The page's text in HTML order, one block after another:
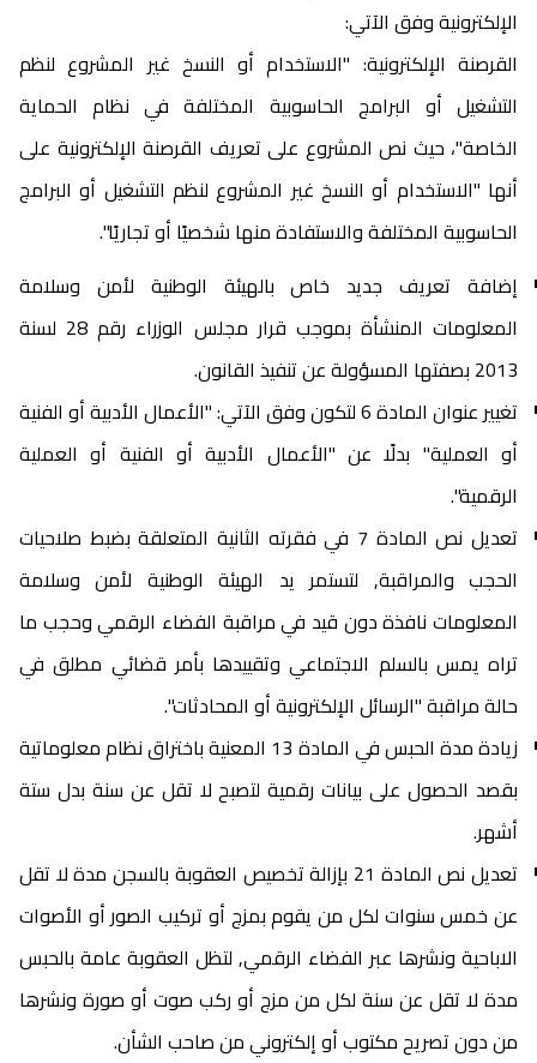
الإلكترونية وفق الآتي:
القرصنة الإلكترونية: "الاستخدام أو النسخ غير المشروع لنظم
التشغيل أو البرامج الحاسوبية المختلفة في نظام الحماية
الخاصة"، حيث نص المشروع على تعريف القرصنة الإلكترونية على
أنها "الاستخدام أو النسخ غير المشروع لنظم التشغيل أو البرامج
الحاسوبية المختلفة والاستفادة منها شخصيًا أو تجاريًا".
إضافة تعريف جديد خاص بالهيئة الوطنية لأمن وسلامة
المعلومات المنشأة بموجب قرار مجلس الوزراء رقم 28 لسنة
2013 بصفتها المسؤولة عن تنفيذ القانون.
تغيير عنوان المادة 6 لتكون وفق الآتي: "الأعمال الأدبية أو الفنية
أو العملية" بدلًا عن "الأعمال الأدبية أو الفنية أو العملية
الرقمية".
تعديل نص المادة 7 في فقرته الثانية المتعلقة بضبط صلاحيات
الحجب والمراقبة٫ لتستمر يد الهيئة الوطنية لأمن وسلامة
المعلومات نافذة دون قيد في مراقبة الفضاء الرقمي وحجب ما
تراه يمس بالسلم الاجتماعي وتقييدها بأمر قضائي مطلق في
حالة مراقبة "الرسائل الإلكترونية أو المحادثات".
زيادة مدة الحبس في المادة 13 المعنية باختراق نظام معلوماتية
بقصد الحصول على بيانات رقمية لتصبح لا تقل عن سنة بدل ستة
أشهر.
تعديل نص المادة 21 بإزالة تخصيص العقوبة بالسجن مدة لا تقل
عن خمس سنوات لكل من يقوم بمزج أو تركيب الصور أو الأصوات
الاباحية ونشرها عبر الفضاء الرقمي٫ لتظل العقوبة عامة بالحبس
مدة لا تقل عن سنة لكل من مزج أو ركب صوت أو صورة ونشرها
من دون تصريح مكتوب أو إلكتروني من صاحب الشأن.